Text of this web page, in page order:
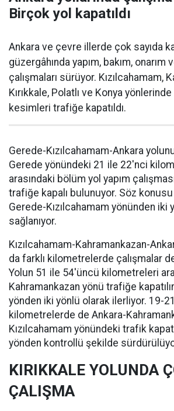
Birçok yol kapatıldı
Ankara ve çevre illerde çok sayıda
güzergâhında yapım, bakım, onarım
çalışmaları sürüyor. Kızılcahamam,
Kırıkkale, Polatlı ve Konya
kesimleri trafiğe kapatıldı.
Gerede-Kızılcahamam-Ankara
Gerede yönündeki 21 ile 22'nci
arasındaki bölüm yol yapım
trafiğe kapalı bulunuyor. Söz
Gerede-Kızılcahamam yönünden iki
sağlanıyor.
Kızılcahamam-Kahramankazan-
da farklı kilometrelerde çalışmalar
Yolun 51 ile 54'üncü kilometreleri
Kahramankazan yönü trafiğe
yönden iki yönlü olarak ilerliyor. 19-
kilometrelerde de Ankara-
Kızılcahamam yönündeki trafik
yönden kontrollü şekilde
KIRIKKALE YOLUNDA
ÇALIŞMA